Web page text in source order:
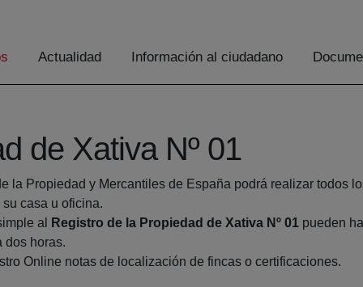
Actualidad Información al ciudadano
de Xativa Nº 01
la Propiedad y Mercantiles de España podrá realizar todos
casa u oficina.
al
Registro de la Propiedad de Xativa Nº 01 pueden
dos horas.
Online notas de localización de fincas o certificaciones.